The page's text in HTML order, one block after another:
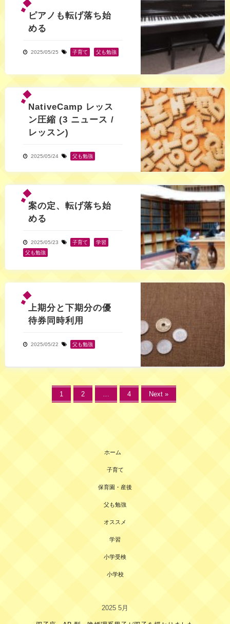
ピアノも転げ落ち始
める
2025/05/25 子育て 父も勉強
NativeCamp レッス
ン圧縮 (3 ニュース /
レッスン)
2025/05/24 父も勉強
案の定、転げ落ち始
める
2025/05/23 子育て 学習
父も勉強
上期分と下期分の優
待券同時利用
2025/05/22 父も勉強
1 2 … 4 Next »
ホーム
子育て
保育園・産後
父も勉強
オススメ
学習
小学受検
小学校
2025 5月